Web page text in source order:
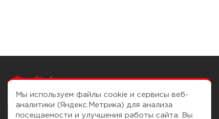
Чтобы вам легко
Мы используем файлы cookie и сервисы веб-
аналитики (Яндекс.Метрика) для анализа
посещаемости и улучшения работы сайта. Вы